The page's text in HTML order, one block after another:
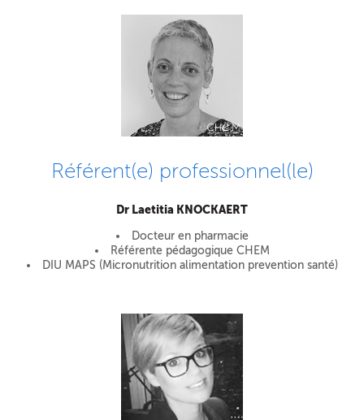
Référent(e) professionnel(le)
Dr Laetitia KNOCKAERT
Docteur en pharmacie
Référente pédagogique CHEM
DIU MAPS (Micronutrition alimentation prevention santé)